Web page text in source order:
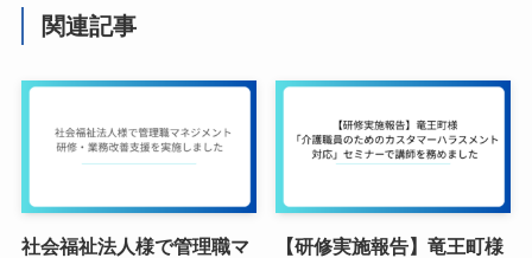
関連記事
社会福祉法人様で管理職マ
【研修実施報告】竜王町様